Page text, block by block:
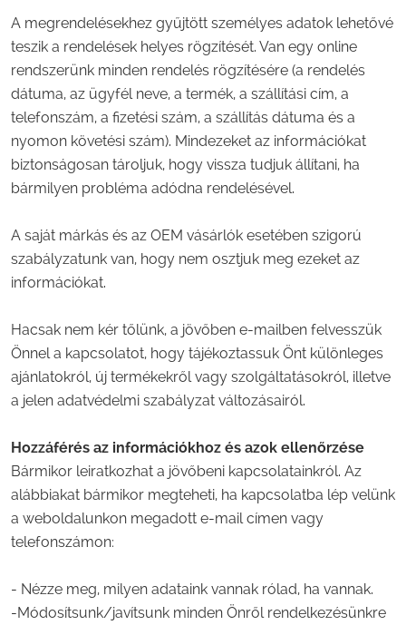
A megrendelésekhez gyűjtött személyes adatok lehetővé
teszik a rendelések helyes rögzítését. Van egy online
rendszerünk minden rendelés rögzítésére (a rendelés
dátuma, az ügyfél neve, a termék, a szállítási cím, a
telefonszám, a fizetési szám, a szállítás dátuma és a
nyomon követési szám). Mindezeket az információkat
biztonságosan tároljuk, hogy vissza tudjuk állítani, ha
bármilyen probléma adódna rendelésével.
A saját márkás és az OEM vásárlók esetében szigorú
szabályzatunk van, hogy nem osztjuk meg ezeket az
információkat.
Hacsak nem kér tőlünk, a jövőben e-mailben felvesszük
Önnel a kapcsolatot, hogy tájékoztassuk Önt különleges
ajánlatokról, új termékekről vagy szolgáltatásokról, illetve
a jelen adatvédelmi szabályzat változásairól.
Hozzáférés az információkhoz és azok ellenőrzése
Bármikor leiratkozhat a jövőbeni kapcsolatainkról. Az
alábbiakat bármikor megteheti, ha kapcsolatba lép velünk
a weboldalunkon megadott e-mail címen vagy
telefonszámon:
- Nézze meg, milyen adataink vannak rólad, ha vannak.
-Módosítsunk/javítsunk minden Önről rendelkezésünkre